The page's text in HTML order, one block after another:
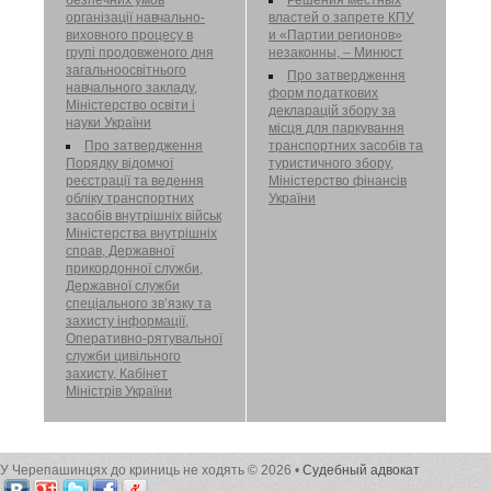
організації навчально-
виховного процесу в
групі продовженого дня
загальноосвітнього
навчального закладу,
Міністерство освіти і
науки України
Про затвердження
Порядку відомчої
реєстрації та ведення
обліку транспортних
засобів внутрішніх військ
Міністерства внутрішніх
справ, Державної
прикордонної служби,
Державної служби
спеціального зв’язку та
захисту інформації,
Оперативно-рятувальної
служби цивільного
захисту, Кабінет
Міністрів України
властей о запрете КПУ
и «Партии регионов»
незаконны, – Минюст
Про затвердження
форм податкових
декларацій збору за
місця для паркування
транспортних засобів та
туристичного збору,
Міністерство фінансів
України
У Черепашинцях до криниць не ходять © 2026 • Судебный адвокат